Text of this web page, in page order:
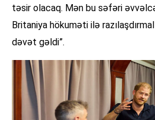
təsir olacaq. Mən bu səfəri
Britaniya hökuməti ilə
dəvət gəldi”.